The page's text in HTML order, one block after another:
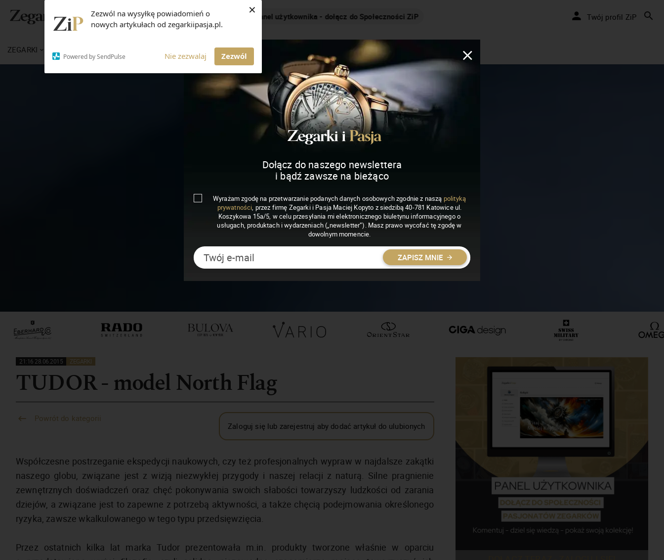
Zezwól na wysyłkę powiadomień o
nowych artykułach od zegarkiipasja.pl.
Powered by SendPulse Nie zezwalaj Zezwól
× Nakręcamy pozytywnie... cały czas! Twój profil ZiP
ZEGARKI MAGAZYN ZEGARKI I PASJA
21:16 28.06.2015 ZEGARKI
TUDOR - model North Flag
Powrót do kategorii
Zaloguj się lub zarejestruj aby dodać artykuł do ulubionych
Współczesne postrzeganie ekspedycji naukowych, czy też profesjonalnych wypraw w najdalsze zakątki
naszego globu, związane jest z wizją niezwykłej przygody i naszej relacji z naturą. Silne pragnienie
zewnętrznych doświadczeń oraz chęć pokonywania swoich słabości towarzyszy ludzkości od zarania
dziejów, a związane jest to zapewne z potrzebą aktywności, a także chęcią podejmowania określonego
ryzyka, zawsze wkalkulowanego w tego typu przedsięwzięcia.
Przez ostatnich kilka lat marka Tudor prezentowała m.in. produkty tworzone właśnie w oparciu
Dołącz do naszego newslettera
i bądź zawsze na bieżąco
Wyrażam zgodę na przetwarzanie podanych danych osobowych zgodnie z naszą polityką
prywatności, przez firmę Zegarki i Pasja Maciej Kopyto z siedzibą 40-781 Katowice ul.
Koszykowa 15a/5, w celu przesyłania mi elektronicznego biuletynu informacyjnego o
usługach, produktach i wydarzeniach („newsletter”). Masz prawo wycofać tę zgodę w
dowolnym momencie.
ZAPISZ MNIE